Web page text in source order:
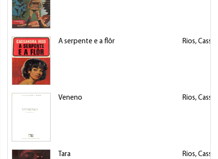
A serpente e a flôr Rios,
Veneno Rios,
Tara Rios,